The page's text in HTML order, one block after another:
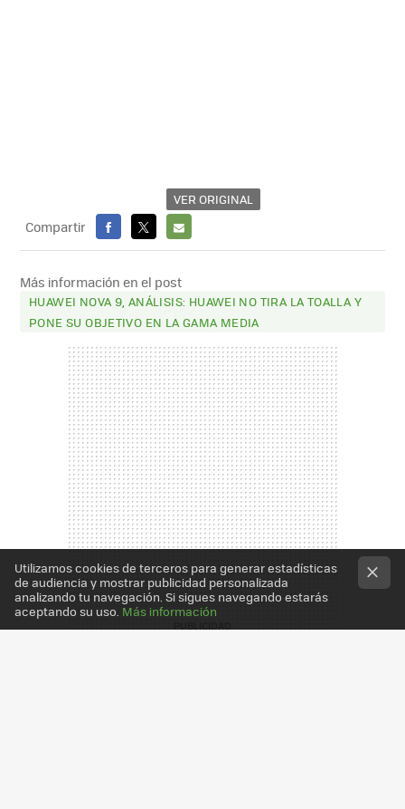
VER ORIGINAL
Compartir
FACEBOOK
X
E-
MAIL
Más información en el post
HUAWEI NOVA 9, ANÁLISIS: HUAWEI NO TIRA LA TOALLA Y
PONE SU OBJETIVO EN LA GAMA MEDIA
Utilizamos cookies de terceros para generar estadísticas
de audiencia y mostrar publicidad personalizada
analizando tu navegación. Si sigues navegando estarás
aceptando su uso. Más información